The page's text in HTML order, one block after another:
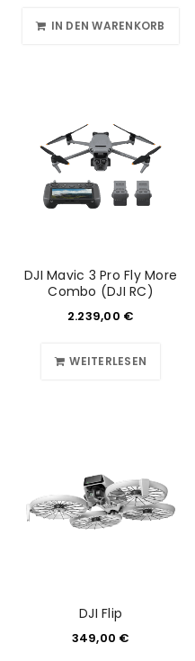
IN DEN WARENKORB
DJI Mavic 3 Pro Fly More
Combo (DJI RC)
2.239,00 €
WEITERLESEN
DJI Flip
349,00 €